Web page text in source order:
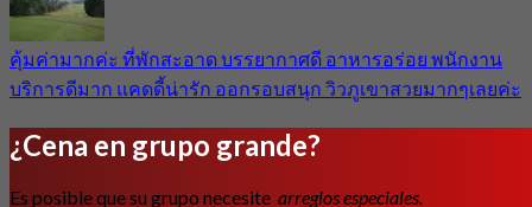
คุ้มค่ามากค่ะ ที่พักสะอาด บรรยากาศดี อาหารอร่อย พนักงาน
บริการดีมาก แคดดี้น่ารัก ออกรอบสนุก วิวภูเขาสวยมากๆเลยค่ะ
¿Cena en grupo grande?
Es posible que su grupo necesite arreglos especiales.